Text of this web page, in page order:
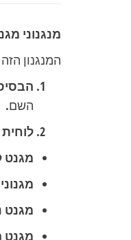
מנגנוני
המנגנון
השם.
מגנט
מגנט